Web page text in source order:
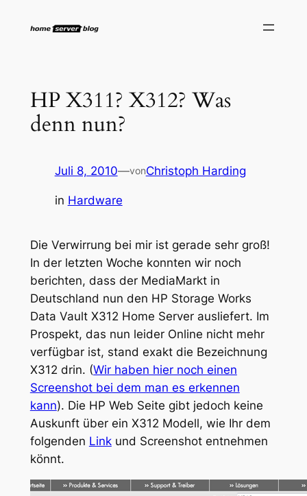
Inhalt
HP X311? X312? Was
denn nun?
Juli 8, 2010—vonChristoph Harding
in Hardware
Die Verwirrung bei mir ist gerade sehr groß!
In der letzten Woche konnten wir noch
berichten, dass der MediaMarkt in
Deutschland nun den HP Storage Works
Data Vault X312 Home Server ausliefert. Im
Prospekt, das nun leider Online nicht mehr
verfügbar ist, stand exakt die Bezeichnung
X312 drin. (Wir haben hier noch einen
Screenshot bei dem man es erkennen
kann). Die HP Web Seite gibt jedoch keine
Auskunft über ein X312 Modell, wie Ihr dem
folgenden Linkund Screenshot entnehmen
könnt.